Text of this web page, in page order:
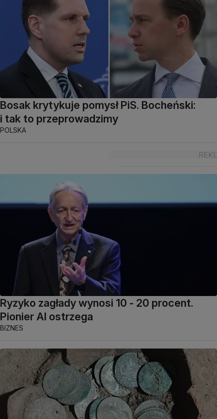
Bosak krytykuje pomysł PiS. Bocheński:
i tak to przeprowadzimy
POLSKA
Ryzyko zagłady wynosi 10 - 20 procent.
Pionier AI ostrzega
BIZNES